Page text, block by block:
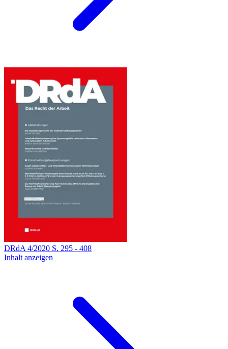
DRdA 4/2020 S. 295 - 408
Inhalt anzeigen